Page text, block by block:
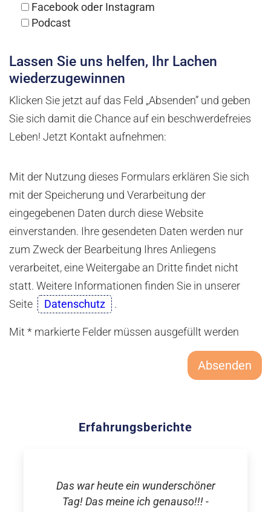
Facebook oder Instagram
Podcast
Lassen Sie uns helfen, Ihr Lachen
wiederzugewinnen
Klicken Sie jetzt auf das Feld „Absenden” und geben
Sie sich damit die Chance auf ein beschwerdefreies
Leben! Jetzt Kontakt aufnehmen:
Mit der Nutzung dieses Formulars erklären Sie sich
mit der Speicherung und Verarbeitung der
eingegebenen Daten durch diese Website
einverstanden. Ihre gesendeten Daten werden nur
zum Zweck der Bearbeitung Ihres Anliegens
verarbeitet, eine Weitergabe an Dritte findet nicht
statt. Weitere Informationen finden Sie in unserer
Seite
Datenschutz .
Mit * markierte Felder müssen ausgefüllt werden
Absenden
Erfahrungsberichte
Das war heute ein wunderschöner
Tag! Das meine ich genauso!!! -